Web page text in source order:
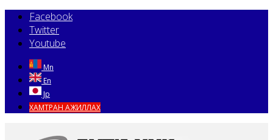
Facebook
Twitter
Youtube
Mn
En
Jp
ХАМТРАН АЖИЛЛАХ